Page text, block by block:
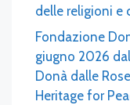
delle religioni e
Fondazione
giugno 2026
Donà dalle
Heritage for